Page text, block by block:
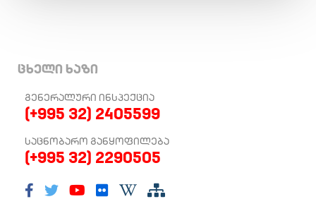
ცხელი ხაზი
ᲒᲔᲜᲔᲠᲐᲚᲣᲠᲘ ᲘᲜᲡᲞᲔᲥᲪᲘᲐ
(+995 32) 2405599
ᲡᲐᲪᲜᲝᲑᲐᲠᲝ ᲒᲐᲜᲧᲝᲤᲘᲚᲔᲑᲐ
(+995 32) 2290505